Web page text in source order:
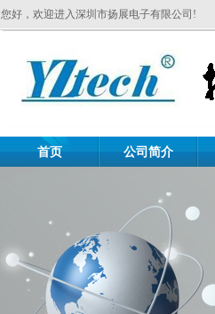
您好，欢迎进入深圳市扬展电子有限公司!
首页 公司简介